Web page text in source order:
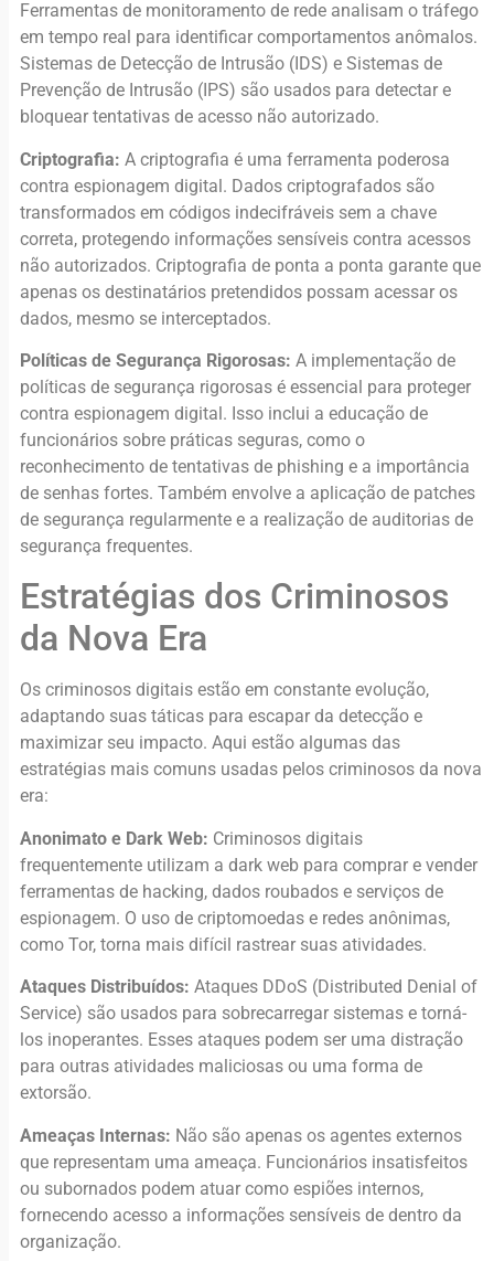
Ferramentas de monitoramento de rede analisam o tráfego
em tempo real para identificar comportamentos anômalos.
Sistemas de Detecção de Intrusão (IDS) e Sistemas de
Prevenção de Intrusão (IPS) são usados para detectar e
bloquear tentativas de acesso não autorizado.
Criptografia: A criptografia é uma ferramenta poderosa
contra espionagem digital. Dados criptografados são
transformados em códigos indecifráveis sem a chave
correta, protegendo informações sensíveis contra acessos
não autorizados. Criptografia de ponta a ponta garante que
apenas os destinatários pretendidos possam acessar os
dados, mesmo se interceptados.
Políticas de Segurança Rigorosas: A implementação de
políticas de segurança rigorosas é essencial para proteger
contra espionagem digital. Isso inclui a educação de
funcionários sobre práticas seguras, como o
reconhecimento de tentativas de phishing e a importância
de senhas fortes. Também envolve a aplicação de patches
de segurança regularmente e a realização de auditorias de
segurança frequentes.
Estratégias dos Criminosos
da Nova Era
Os criminosos digitais estão em constante evolução,
adaptando suas táticas para escapar da detecção e
maximizar seu impacto. Aqui estão algumas das
estratégias mais comuns usadas pelos criminosos da nova
era:
Anonimato e Dark Web: Criminosos digitais
frequentemente utilizam a dark web para comprar e vender
ferramentas de hacking, dados roubados e serviços de
espionagem. O uso de criptomoedas e redes anônimas,
como Tor, torna mais difícil rastrear suas atividades.
Ataques Distribuídos: Ataques DDoS (Distributed Denial of
Service) são usados para sobrecarregar sistemas e torná-
los inoperantes. Esses ataques podem ser uma distração
para outras atividades maliciosas ou uma forma de
extorsão.
Ameaças Internas: Não são apenas os agentes externos
que representam uma ameaça. Funcionários insatisfeitos
ou subornados podem atuar como espiões internos,
fornecendo acesso a informações sensíveis de dentro da
organização.